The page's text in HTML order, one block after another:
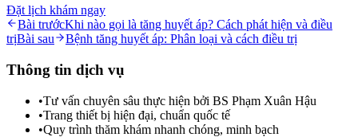
Đặt lịch khám ngay
Bài trướcKhi nào gọi là tăng huyết áp? Cách phát hiện và điều
trịBài sau Bệnh tăng huyết áp: Phân loại và cách điều trị
Thông tin dịch vụ
•Tư vấn chuyên sâu thực hiện bởi BS Phạm Xuân Hậu
•Trang thiết bị hiện đại, chuẩn quốc tế
•Quy trình thăm khám nhanh chóng, minh bạch